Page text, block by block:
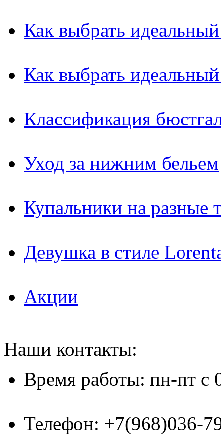
Как выбрать
Как выбрать
Классификация
Уход за нижним бельем
Купальники на разные
Девушка в стиле
Акции
Наши контакты:
Время работы: пн-пт с
Телефон: +7(968)036-